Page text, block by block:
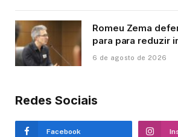
Romeu Zema
para para reduzir
6 de agosto de 2026
Redes Sociais
Facebook